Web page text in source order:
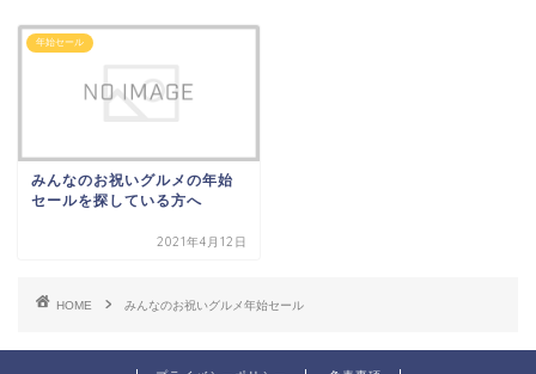
年始セール
みんなのお祝いグルメの年始
セールを探している方へ
2021年4月12日
HOME みんなのお祝いグルメ年始セール